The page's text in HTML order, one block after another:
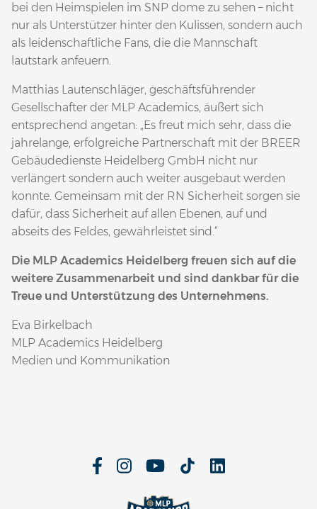
bei den Heimspielen im SNP dome zu sehen – nicht
nur als Unterstützer hinter den Kulissen, sondern auch
als leidenschaftliche Fans, die die Mannschaft
lautstark anfeuern.
Matthias Lautenschläger, geschäftsführender
Gesellschafter der MLP Academics, äußert sich
entsprechend angetan: „Es freut mich sehr, dass die
jahrelange, erfolgreiche Partnerschaft mit der BREER
Gebäudedienste Heidelberg GmbH nicht nur
verlängert sondern auch weiter ausgebaut werden
konnte. Gemeinsam mit der RN Sicherheit sorgen sie
dafür, dass Sicherheit auf allen Ebenen, auf und
abseits des Feldes, gewährleistet sind.“
Die MLP Academics Heidelberg freuen sich auf die
weitere Zusammenarbeit und sind dankbar für die
Treue und Unterstützung des Unternehmens.
Eva Birkelbach
MLP Academics Heidelberg
Medien und Kommunikation